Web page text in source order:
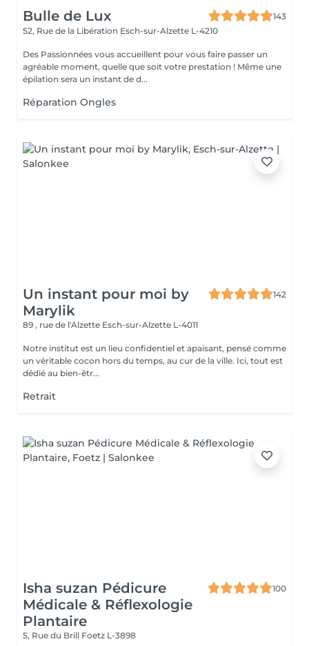
Bulle de Lux
143
52, Rue de la Libération Esch-sur-Alzette L-4210
Des Passionnées vous accueillent pour vous faire passer un
agréable moment, quelle que soit votre prestation ! Même une
épilation sera un instant de d...
Réparation Ongles
Un instant pour moi by
Marylik
142
89 , rue de l'Alzette Esch-sur-Alzette L-4011
Notre institut est un lieu confidentiel et apaisant, pensé comme
un véritable cocon hors du temps, au cur de la ville. Ici, tout est
dédié au bien-êtr...
Retrait
Isha suzan Pédicure
Médicale & Réflexologie
Plantaire
100
5, Rue du Brill Foetz L-3898